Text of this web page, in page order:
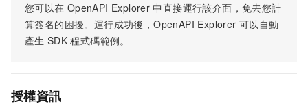
您可以在 OpenAPI Explorer 中直接運行該介面，免去您計
算簽名的困擾。運行成功後，OpenAPI Explorer 可以自動
產生 SDK 程式碼範例。
授權資訊